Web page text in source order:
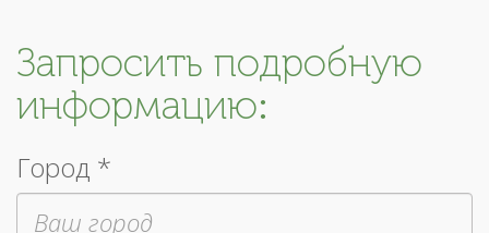
Запросить подробную
информацию:
Город *